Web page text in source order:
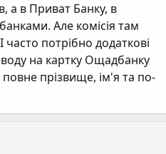
а в Приват Банку, в
Але комісія там
потрібно додаткові
на картку Ощадбанку
прізвище, ім'я та по-